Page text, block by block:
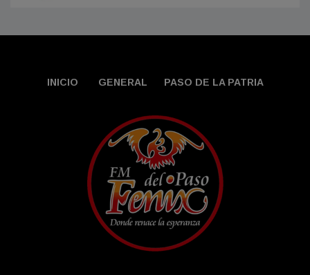
INICIO GENERAL PASO DE LA PATRIA